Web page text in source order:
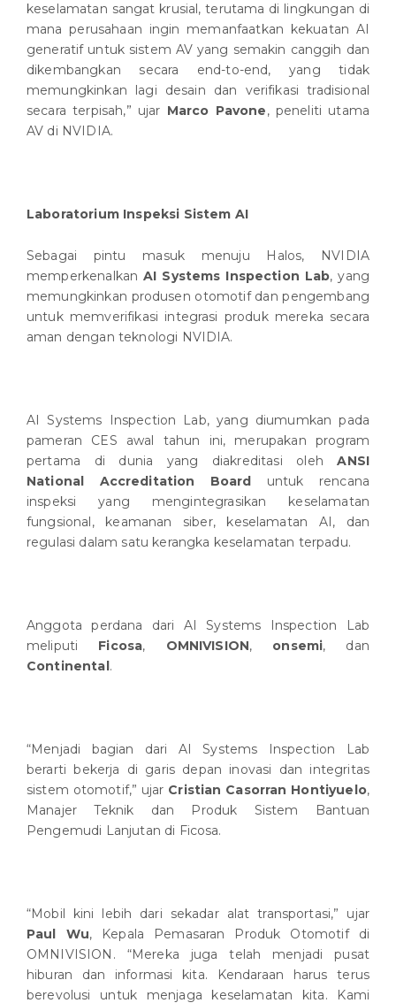
keselamatan sangat krusial, terutama di lingkungan di
mana perusahaan ingin memanfaatkan kekuatan AI
generatif untuk sistem AV yang semakin canggih dan
dikembangkan secara end-to-end, yang tidak
memungkinkan lagi desain dan verifikasi tradisional
secara terpisah,” ujar Marco Pavone, peneliti utama
AV di NVIDIA.
Laboratorium Inspeksi Sistem AI
Sebagai pintu masuk menuju Halos, NVIDIA
memperkenalkanAI Systems Inspection Lab, yang
memungkinkan produsen otomotif dan pengembang
untuk memverifikasi integrasi produk mereka secara
aman dengan teknologi NVIDIA.
AI Systems Inspection Lab, yang diumumkan pada
pameran CES awal tahun ini, merupakan program
pertama di dunia yang diakreditasi olehANSI
National Accreditation Board untuk rencana
inspeksi yang mengintegrasikan keselamatan
fungsional, keamanan siber, keselamatan AI, dan
regulasi dalam satu kerangka keselamatan terpadu.
Anggota perdana dari AI Systems Inspection Lab
meliputi Ficosa, OMNIVISION, onsemi, dan
Continental.
“Menjadi bagian dari AI Systems Inspection Lab
berarti bekerja di garis depan inovasi dan integritas
sistem otomotif,” ujar Cristian Casorran Hontiyuelo,
Manajer Teknik dan Produk Sistem Bantuan
Pengemudi Lanjutan di Ficosa.
“Mobil kini lebih dari sekadar alat transportasi,” ujar
Paul Wu, Kepala Pemasaran Produk Otomotif di
OMNIVISION. “Mereka juga telah menjadi pusat
hiburan dan informasi kita. Kendaraan harus terus
berevolusi untuk menjaga keselamatan kita. Kami